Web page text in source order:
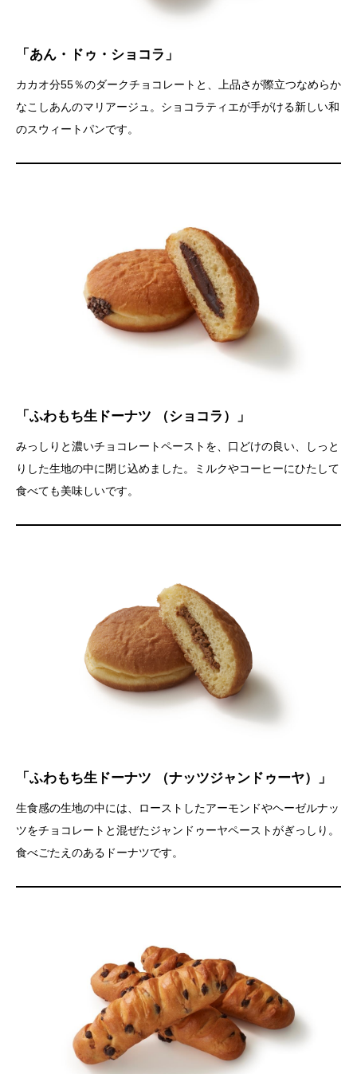
「あん・ドゥ・ショコラ」
カカオ分55％のダークチョコレートと、上品さが際立つなめらか
なこしあんのマリアージュ。ショコラティエが手がける新しい和
のスウィートパンです。
「ふわもち生ドーナツ （ショコラ）」
みっしりと濃いチョコレートペーストを、口どけの良い、しっと
りした生地の中に閉じ込めました。ミルクやコーヒーにひたして
食べても美味しいです。
「ふわもち生ドーナツ （ナッツジャンドゥーヤ）」
生食感の生地の中には、ローストしたアーモンドやヘーゼルナッ
ツをチョコレートと混ぜたジャンドゥーヤペーストがぎっしり。
食べごたえのあるドーナツです。